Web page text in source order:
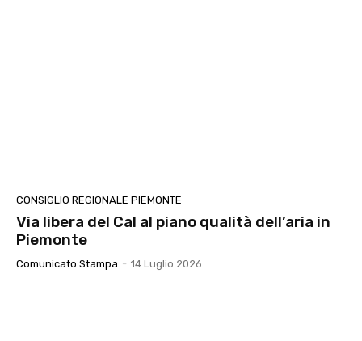
CONSIGLIO REGIONALE PIEMONTE
Via libera del Cal al piano qualità dell’aria in
Piemonte
Comunicato Stampa - 14 Luglio 2026